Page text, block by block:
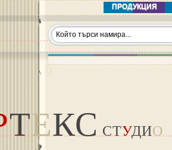
ПРОДУКЦИЯ
ТЕКС СТУДИО